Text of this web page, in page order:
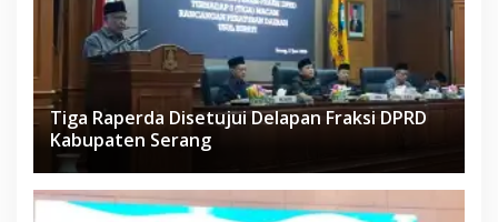
Tiga Raperda Disetujui Delapan Fraksi DPRD
Kabupaten Serang